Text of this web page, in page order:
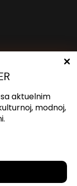
aktuelnim
modnoj,